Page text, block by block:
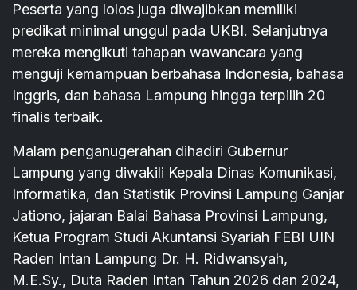
Peserta yang lolos juga diwajibkan memiliki
predikat minimal unggul pada UKBI. Selanjutnya
mereka mengikuti tahapan wawancara yang
menguji kemampuan berbahasa Indonesia, bahasa
Inggris, dan bahasa Lampung hingga terpilih 20
finalis terbaik.
Malam penganugerahan dihadiri Gubernur
Lampung yang diwakili Kepala Dinas Komunikasi,
Informatika, dan Statistik Provinsi Lampung Ganjar
Jationo, jajaran Balai Bahasa Provinsi Lampung,
Ketua Program Studi Akuntansi Syariah FEBI UIN
Raden Intan Lampung Dr. H. Ridwansyah,
M.E.Sy., Duta Raden Intan Tahun 2026 dan 2024,